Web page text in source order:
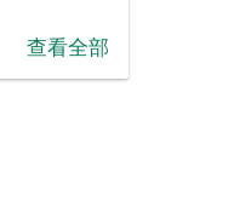
查看全部